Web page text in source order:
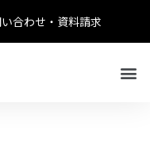
合わせ・資料請求